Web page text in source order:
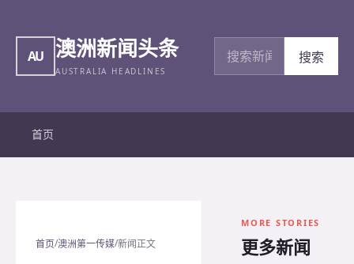
AU 澳洲新闻头条
AUSTRALIA HEADLINES
搜索新闻
搜索
首页
首页/澳洲第一传媒/新闻正文
MORE STORIES
更多新闻